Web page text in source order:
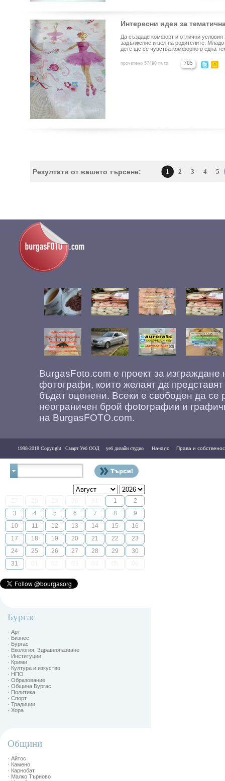
Интересни идеи за
Да създаде комфорт и отлични условия
задължение и цел на родителите.
дете ще се чувства комфорно в една
прочетено 57490 пъти 705
Резултати от вашето търсене: 1 2 3 4 5
BurgasFoto.com е проект за
фотографи, които желаят да
бъдат оценени. Всеки е свободен да се
неограничен брой фоtографии и
на BurgasFOTO.com.
1998-2018 Copyright Смарт Уеб ООД уеб дизайн студио Начало Права и
1
2
3
4 5 6 7 8
9
10
11 12 13 14 15
16
17
18 19 20 21 22
23
24
25 26 27 28 29
30
31
Бургас
· Арт
· Бизнес
· Бургас
· Екология, Здравеопазване
· Институции
· Крими
· Култура и изкуство
· НПО
· Образование
· Община Бургас
· Политика
· Спорт
· Традиции
· Хора
Общини
· Айтос
· Камено
· Карнобат
· Малко Търново